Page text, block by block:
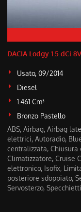
DACIA Lodgy 1.5 dCi
Usato, 09/2014
Diesel
1.461 Cm³
Bronzo Pastello
ABS, Airbag, Airbag
elettrici, Autoradio,
centralizzata, Chiusura
Climatizzatore, Cruise
elettronico, Isofix,
posteriore sdoppiato,
Servosterzo,